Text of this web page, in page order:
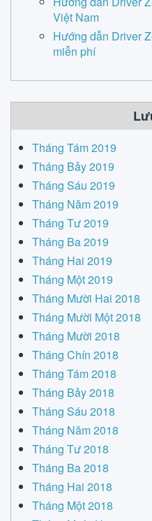
Việt Nam
Hướng dẫn Driver
miễn phí
Tháng Tám 2019
Tháng Bảy 2019
Tháng Sáu 2019
Tháng Năm 2019
Tháng Tư 2019
Tháng Ba 2019
Tháng Hai 2019
Tháng Một 2019
Tháng Mười Hai 2018
Tháng Mười Một 2018
Tháng Mười 2018
Tháng Chín 2018
Tháng Tám 2018
Tháng Bảy 2018
Tháng Sáu 2018
Tháng Năm 2018
Tháng Tư 2018
Tháng Ba 2018
Tháng Hai 2018
Tháng Một 2018